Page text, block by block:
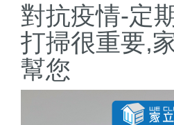
對抗疫情-定
打掃很重要,
幫您